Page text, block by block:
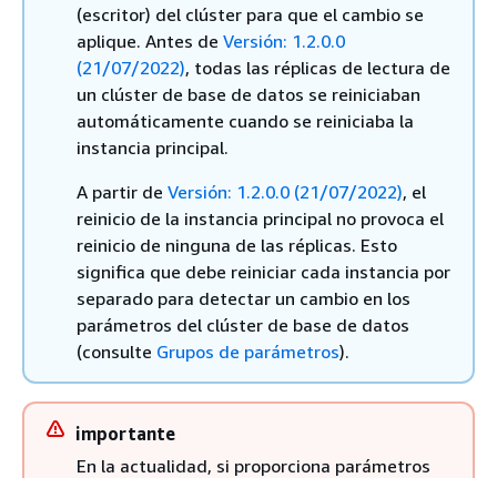
(escritor) del clúster para que el cambio se
aplique. Antes de Versión: 1.2.0.0
(21/07/2022), todas las réplicas de lectura de
un clúster de base de datos se reiniciaban
automáticamente cuando se reiniciaba la
instancia principal.
A partir de Versión: 1.2.0.0 (21/07/2022), el
reinicio de la instancia principal no provoca el
reinicio de ninguna de las réplicas. Esto
significa que debe reiniciar cada instancia por
separado para detectar un cambio en los
parámetros del clúster de base de datos
(consulte Grupos de parámetros).
importante
En la actualidad, si proporciona parámetros